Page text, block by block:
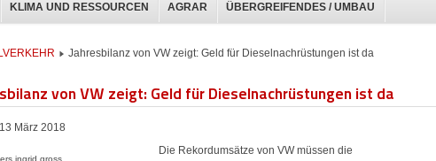
KLIMA UND RESSOURCEN AGRAR ÜBERGREIFENDES / UMBAU
Jahresbilanz von VW zeigt: Geld für Dieselnachrüstungen ist da
von VW zeigt: Geld für Dieselnachrüstungen ist da
13 März 2018
Die Rekordumsätze von VW müssen die